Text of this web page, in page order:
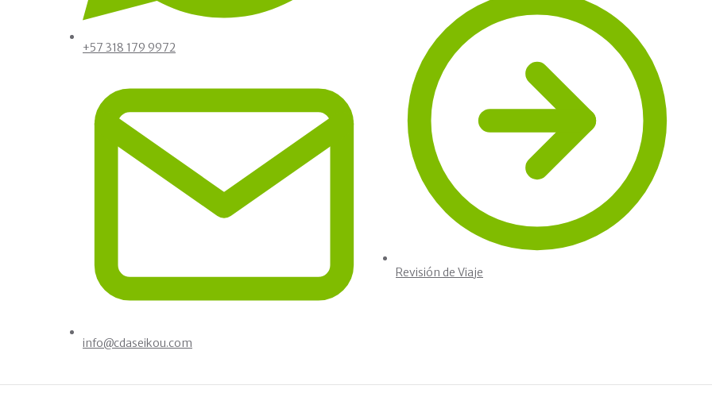
+57 318 179 9972
info@cdaseikou.com
Revisión de Viaje